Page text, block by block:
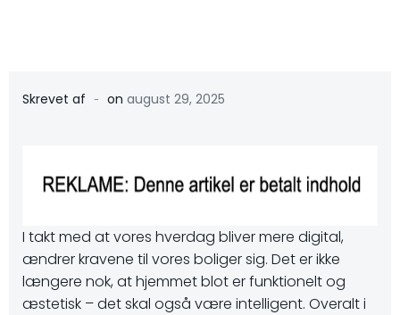
Skrevet af - on august 29, 2025
I takt med at vores hverdag bliver mere digital,
ændrer kravene til vores boliger sig. Det er ikke
længere nok, at hjemmet blot er funktionelt og
æstetisk – det skal også være intelligent. Overalt i